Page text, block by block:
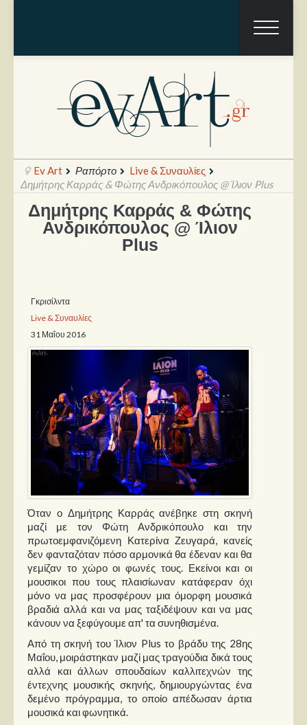
Ραπόρτο
Live & Συναυλίες
Συνεντεύξεις
Παρουσιάσεις
Σειρές
Ταινίες
Βιβλία
Video News
Καλλιτέχνες
Μουσικοί
Διάφοροι
Εκτός Συνόρων
Νέα
Στήλες
Polls
Small Talk
Blog
Ev Art Ραπόρτο
Live & Συναυλίες
Δημήτρης Καρράς & Φώτης Ανδρικόπουλος @ Ίλιον Plus
Δημήτρης Καρράς & Φώτης
Ανδρικόπουλος @ Ίλιον
Plus
Γκρισίλντα
Live & Συναυλίες
31 Μαΐου 2016
Όταν ο Δημήτρης Καρράς ανέβηκε στη σκηνή
μαζί με τον Φώτη Ανδρικόπουλο και την
πρωτοεμφανιζόμενη Κατερίνα Ζευγαρά, κανείς
δεν φανταζόταν πόσο αρμονικά θα έδεναν και θα
γεμίζαν το χώρο οι φωνές τους. Εκείνοι και οι
μουσικοι που τους πλαισίωναν κατάφεραν όχι
μόνο να μας προσφέρουν μια όμορφη μουσικά
βραδιά αλλά και να μας ταξιδέψουν και να μας
κάνουν να ξεφύγουμε απ' τα συνηθισμένα.
Από τη σκηνή του Ίλιον Plus το βράδυ της 28ης
Μαΐου, μοιράστηκαν μαζί μας τραγούδια δικά τους
αλλά και άλλων σπουδαίων καλλιτεχνών της
έντεχνης μουσικής σκηνής, δημιουργώντας ένα
δεμένο πρόγραμμα, το οποίο απέδωσαν άρτια
μουσικά και φωνητικά.